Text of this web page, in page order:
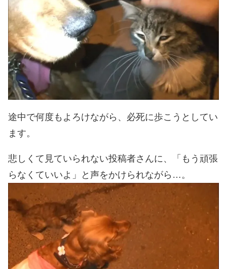
途中で何度もよろけながら、必死に歩こうとしてい
ます。
悲しくて見ていられない投稿者さんに、「もう頑張
らなくていいよ」と声をかけられながら…。